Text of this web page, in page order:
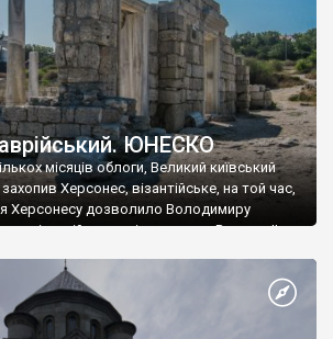
ЮНЕСКО
місяців облоги, Великий київський
Херсонес, візантійське, на той час,
Херсонесу дозволило Володимиру
візантійському імператору Василю ІІ, та
язичник, став Василем-християнином.
Русі. На честь Херсонесу Таврійського